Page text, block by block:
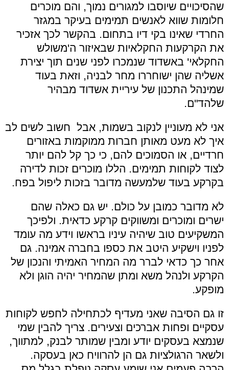
שהסיכויים שיוסבו למגורים נמוך, והם מוכרים
חלומות שווא לאנשים תמימים בעיקר במגזר
החרדי שאינו בקי דיו בתחום. בהקשר לכך אזכיר
את הקרקעות החקלאיות שבאיזור ה'משולש
החקלאי' באשדוד שנמכרו לפני שנים תוך יצירת
אשליה שהן ישוחררו מחר לבניה, וזאת בעוד
שמינהל התכנון של עיריית אשדוד מבהיר
שלהד"ם.
אני לא מעוניין לנקוב בשמות, אבל חשוב לשים לב
איך לא מעט מאותן חברות ממוקמות באזורים
חרדיים, או הסמוכים להם, כי כך קל להם יותר
לצוד לקוחות תמימים. הללו מוכרים זכות לדירה
בקרקע בעוד שלמעשה מדובר בזכות ליפול בפח.
לא מדובר כמובן על כולם. יש גם כאלה שהם
ישרים ומוכרים ומשווקים קרקע כדאית. ולפיכך
המשקיעים טוב שיהיה עיניו בראשו וידע מה עומד
לפניו וישקיע היטב את כספו בחברה אמינה. גם
אחר כך כדאי לברר מה המחיר האמיתי והנכון של
הקרקע ולנהל משא ומתן שהמחיר יהיה הוגן ולא
מופקע.
זו גם הסיבה שאני מעדיף לכתחילה לחפש לקוחות
עסקיים ופחות אברכים וצעירים. צריך להבין שמי
שנמצא בעסקים יודע ומבין שמותר לבנק, למתווך,
ולשאר הרגולציות גם הן להרוויח כאן בעסקה.